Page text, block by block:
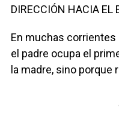
DIRECCIÓN HACIA EL
En muchas
el padre ocupa el
la madre, sino